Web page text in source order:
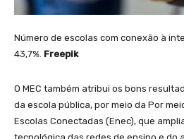
Número de escolas com conexão à
43,7%. Freepik
O MEC também atribui os bons
da escola pública, por meio da Por
Escolas Conectadas (Enec), que